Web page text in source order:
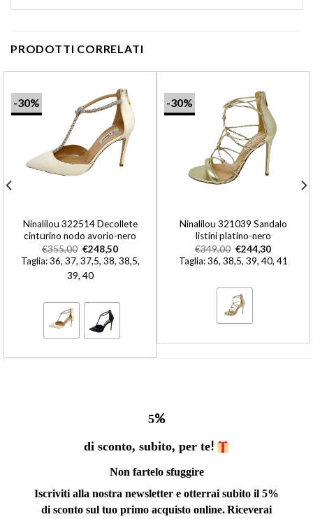
PRODOTTI CORRELATI
-30%
Ninalilou 322514 Decollete
cinturino nodo avorio-nero
€355,00 €248,50
Taglia: 36, 37, 37,5, 38, 38,5,
39, 40
-30%
Ninalilou 321039 Sandalo
listini platino-nero
€349,00 €244,30
Taglia: 36, 38,5, 39, 40, 41
5%
di sconto, subito, per te!
Non fartelo sfuggire
Iscriviti alla nostra newsletter e otterrai subito il 5%
di sconto sul tuo primo acquisto online.Riceverai